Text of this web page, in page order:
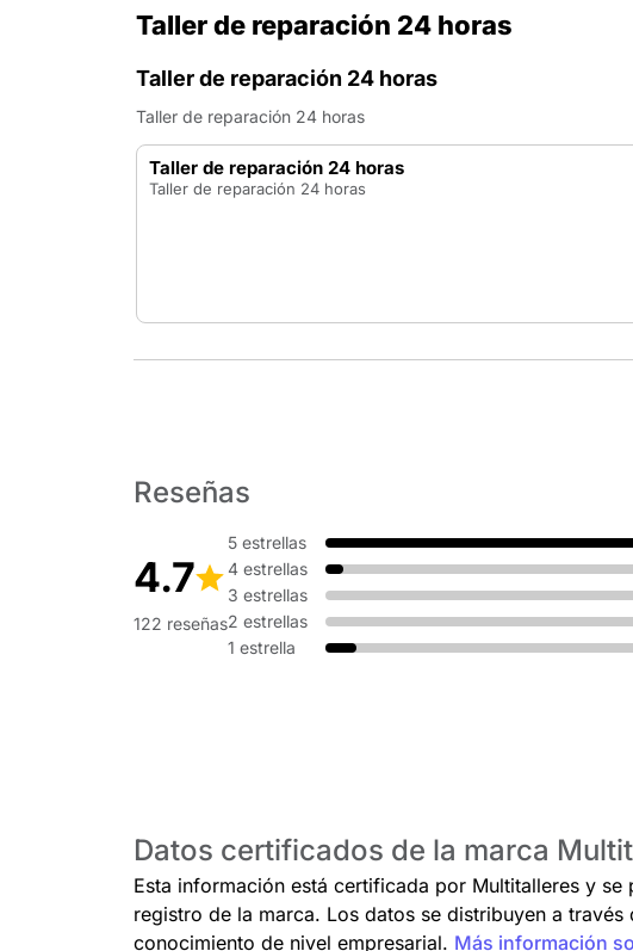
Taller de reparación 24 horas
Taller de reparación 24 horas
Taller de reparación 24 horas
Taller de reparación 24 horas
Taller de reparación 24 horas
Reseñas
4.7
122 reseñas
5 estrellas
4 estrellas
3 estrellas
2 estrellas
1 estrella
Datos certificados de la marca
Esta información está certificada por Multitalleres y
registro de la marca. Los datos se distribuyen a
conocimiento de nivel empresarial. Más información